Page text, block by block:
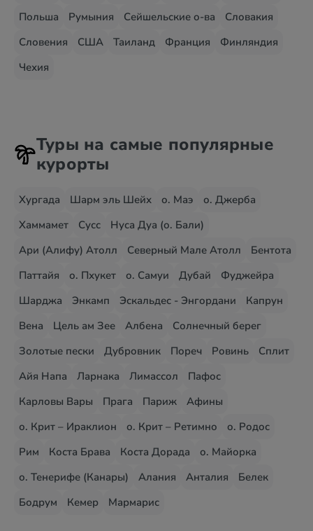
Польша
Румыния Сейшельские о-ва
Словакия
Словения
США Таиланд Франция
Финляндия
Чехия
Туры на самые популярные
курорты
Хургада Шарм эль Шейх о. Маэ
о. Джерба
Хаммамет
Сусс
Нуса Дуа (о. Бали)
Ари (Алифу) Атолл
Северный Мале Атолл
Бентота
Паттайя
о. Пхукет о. Самуи Дубай
Фуджейра
Шарджа
Энкамп Эскальдес - Энгордани
Капрун
Вена
Цель ам Зее Албена
Солнечный берег
Золотые пески
Дубровник Пореч Ровинь
Сплит
Айя Напа
Ларнака Лимассол
Пафос
Карловы Вары
Прага Париж
Афины
о. Крит – Ираклион
о. Крит – Ретимно
о. Родос
Рим
Коста Брава Коста Дорада
о. Майорка
о. Тенерифе (Канары)
Алания Анталия
Белек
Бодрум
Кемер Мармарис